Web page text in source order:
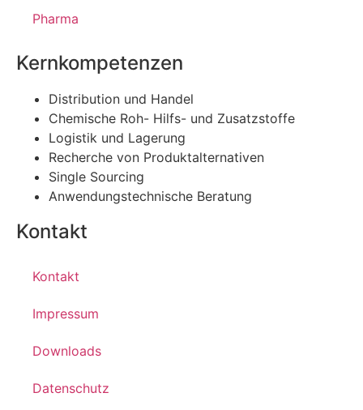
Pharma
Kernkompetenzen
Distribution und Handel
Chemische Roh- Hilfs- und Zusatzstoffe
Logistik und Lagerung
Recherche von Produktalternativen
Single Sourcing
Anwendungstechnische Beratung
Kontakt
Kontakt
Impressum
Downloads
Datenschutz